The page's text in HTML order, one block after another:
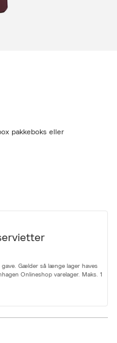
pakkeboks eller
Gælder så længe lager haves
Onlineshop varelager. Maks. 1